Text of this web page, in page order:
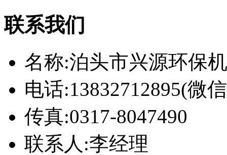
联系我们
名称:泊头市兴源环保
电话:13832712895(微
传真:0317-8047490
联系人:李经理